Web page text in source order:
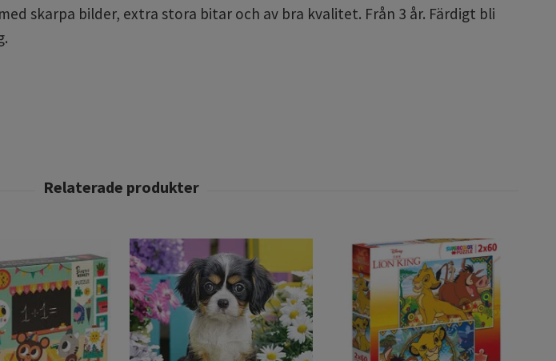
skarpa bilder, extra stora bitar och av bra kvalitet. Från 3 år. Färdigt bli